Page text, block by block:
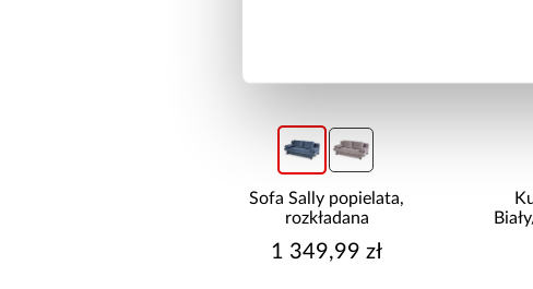
Sofa Sally popielata,
Kuchnia narożna
Biały/Artisan